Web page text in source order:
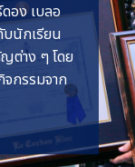
อง เบลอ
บนักเรียน
ต่าง ๆ โดย
จกรรมจาก